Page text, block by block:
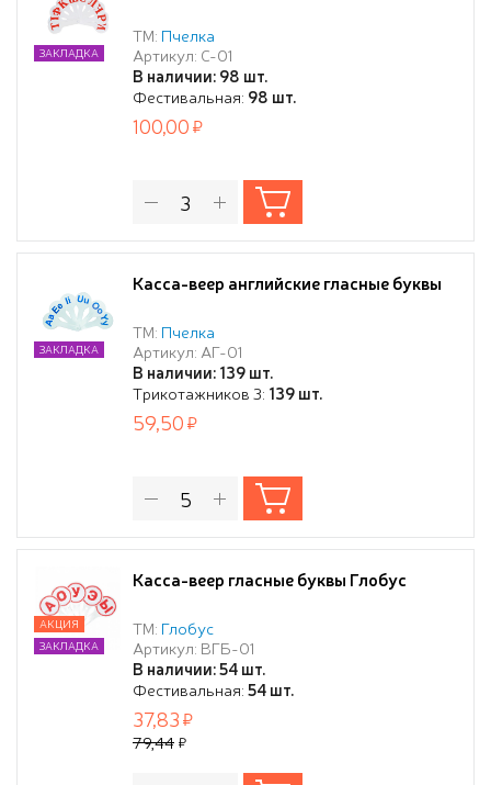
ТМ: Пчелка
Артикул: С-01
В наличии: 98 шт.
Фестивальная: 98 шт.
ЗАКЛАДКА
100,00
Касса-веер английские гласные буквы
ТМ: Пчелка
Артикул: АГ-01
В наличии: 139 шт.
Трикотажников 3: 139 шт.
ЗАКЛАДКА
59,50
Касса-веер гласные буквы Глобус
ТМ: Глобус
Артикул: ВГБ-01
В наличии: 54 шт.
Фестивальная:54 шт.
АКЦИЯ
ЗАКЛАДКА
37,83
79,44